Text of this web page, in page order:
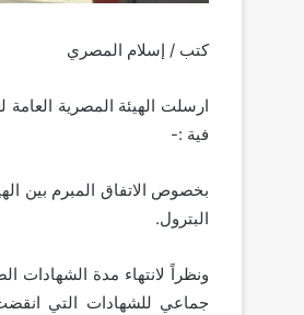
كتب / إسلام المصري
ارسلت الهيئة المصرية
فية :-
بخصوص الاتفاق المبرم بين
البترول.
ونظراً لانتهاء مدة الشهادات
جماعي للشهادات التي